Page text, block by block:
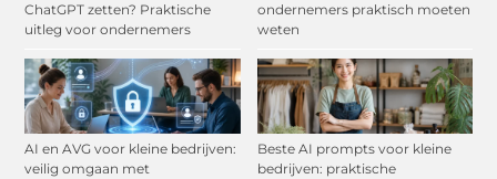
ChatGPT zetten? Praktische
uitleg voor ondernemers
ondernemers praktisch moeten
weten
AI en AVG voor kleine bedrijven:
veilig omgaan met
Beste AI prompts voor kleine
bedrijven: praktische